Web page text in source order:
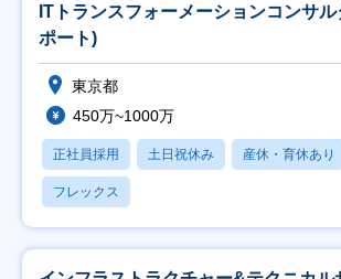
ITトランスフォーメーションコンサ
ポート)
東京都
450万~1000万
正社員採用 土日祝休み 産休・育休あり
フレックス